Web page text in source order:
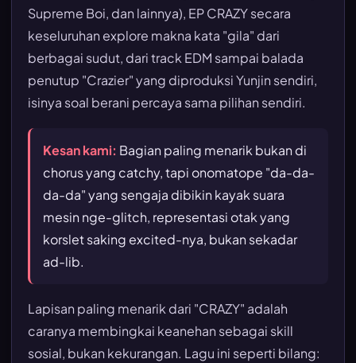
Supreme Boi, dan lainnya), EP CRAZY secara
keseluruhan explore makna kata "gila" dari
berbagai sudut, dari track EDM sampai balada
penutup "Crazier" yang diproduksi Yunjin sendiri,
isinya soal berani percaya sama pilihan sendiri.
Kesan kami: Bagian paling menarik bukan di
chorus yang catchy, tapi onomatope "da-da-
da-da" yang sengaja dibikin kayak suara
mesin nge-glitch, representasi otak yang
korslet saking excited-nya, bukan sekadar
ad-lib.
Lapisan paling menarik dari "CRAZY" adalah
caranya membingkai keanehan sebagai skill
sosial, bukan kekurangan. Lagu ini seperti bilang: